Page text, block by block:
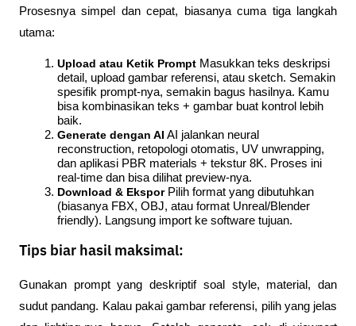
Prosesnya simpel dan cepat, biasanya cuma tiga langkah
utama:
Upload atau Ketik Prompt Masukkan teks deskripsi
detail, upload gambar referensi, atau sketch. Semakin
spesifik prompt-nya, semakin bagus hasilnya. Kamu
bisa kombinasikan teks + gambar buat kontrol lebih
baik.
Generate dengan AI AI jalankan neural
reconstruction, retopologi otomatis, UV unwrapping,
dan aplikasi PBR materials + tekstur 8K. Proses ini
real-time dan bisa dilihat preview-nya.
Download & Ekspor Pilih format yang dibutuhkan
(biasanya FBX, OBJ, atau format Unreal/Blender
friendly). Langsung import ke software tujuan.
Tips biar hasil maksimal:
Gunakan prompt yang deskriptif soal style, material, dan
sudut pandang. Kalau pakai gambar referensi, pilih yang jelas